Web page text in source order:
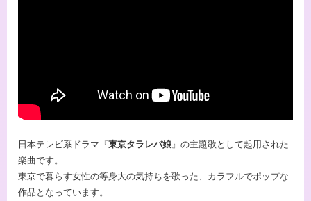
日本テレビ系ドラマ『東京タラレバ娘 』の主題歌として起用された
楽曲です。
東京で暮らす女性の等身大の気持ちを歌った、カラフルでポップな
作品となっています。